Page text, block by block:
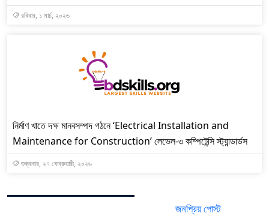
রবিবার, ১ মার্চ, ২০২৬
নির্মাণ খাতে দক্ষ মানবসম্পদ গঠনে ‘Electrical Installation and
Maintenance for Construction’ লেভেল-৩ কম্পিটেন্সি স্ট্যান্ডার্ডস
শুক্রবার, ২৭ ফেব্রুয়ারী, ২০২৬
জনপ্রিয় পোস্ট